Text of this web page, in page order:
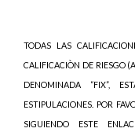
TODAS LAS
CALIFICACIÒN DE RIESGO
DENOMINADA “FIX”,
ESTIPULACIONES. POR
SIGUIENDO ESTE